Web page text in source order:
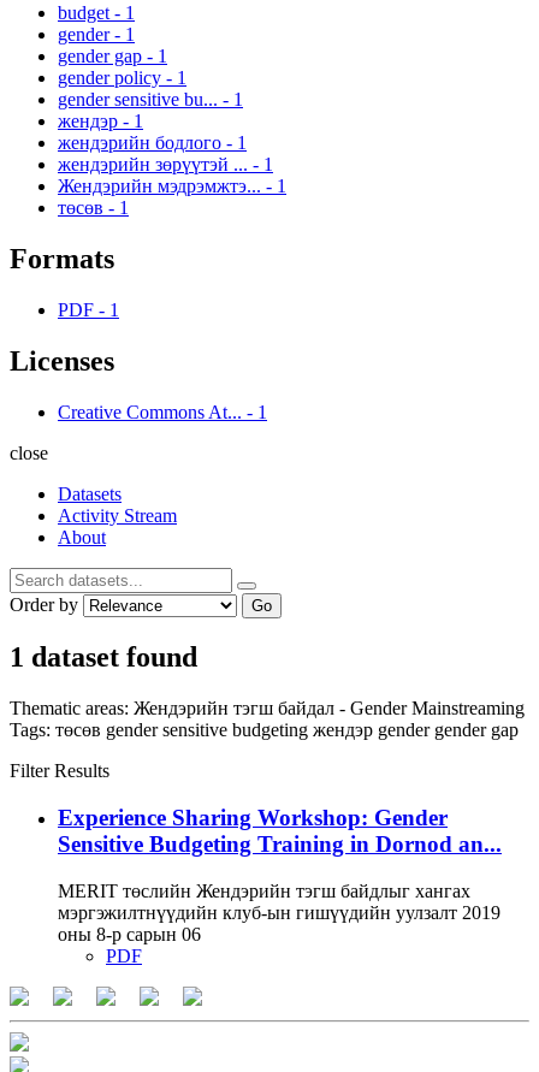
budget - 1
gender - 1
gender gap - 1
gender policy - 1
gender sensitive bu... - 1
жендэр - 1
жендэрийн бодлого - 1
жендэрийн зөрүүтэй ... - 1
Жендэрийн мэдрэмжтэ... - 1
төсөв - 1
Formats
PDF - 1
Licenses
Creative Commons At... - 1
close
Datasets
Activity Stream
About
Order by Go
1 dataset found
Thematic areas: Жендэрийн тэгш байдал - Gender Mainstreaming
Tags: төсөв gender sensitive budgeting жендэр gender gender gap
Filter Results
Experience Sharing Workshop: Gender
Sensitive Budgeting Training in Dornod an...
MERIT төслийн Жендэрийн тэгш байдлыг хангах
мэргэжилтнүүдийн клуб-ын гишүүдийн уулзалт 2019
оны 8-р сарын 06
PDF